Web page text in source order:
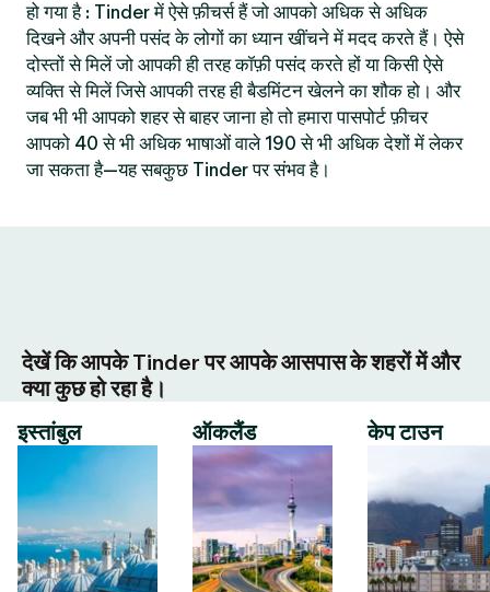
हो गया है : Tinder में ऐसे फ़ीचर्स हैं जो आपको अधिक से अधिक
दिखने और अपनी पसंद के लोगों का ध्यान खींचने में मदद करते हैं। ऐसे
दोस्तों से मिलें जो आपकी ही तरह कॉफ़ी पसंद करते हों या किसी ऐसे
व्यक्ति से मिलें जिसे आपकी तरह ही बैडमिंटन खेलने का शौक हो। और
जब भी भी आपको शहर से बाहर जाना हो तो हमारा पासपोर्ट फ़ीचर
आपको 40 से भी अधिक भाषाओं वाले 190 से भी अधिक देशों में लेकर
जा सकता है—यह सबकुछ Tinder पर संभव है।
देखें कि आपके Tinder पर आपके आसपास के शहरों में और
क्या कुछ हो रहा है।
इस्तांबुल
ऑकलैंड केप टाउन